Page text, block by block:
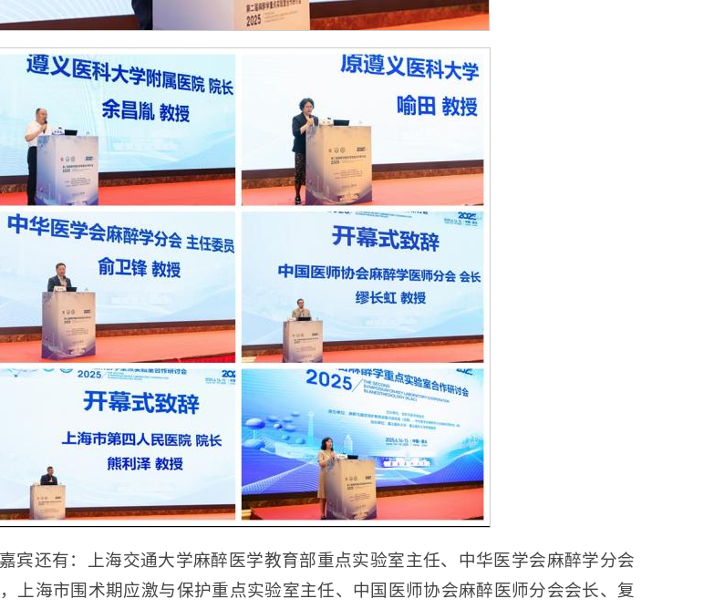
宾还有：上海交通大学麻醉医学教育部重点实验室主任、中华医学会麻醉学分会
，上海市围术期应激与保护重点实验室主任、中国医师协会麻醉医师分会会长、复